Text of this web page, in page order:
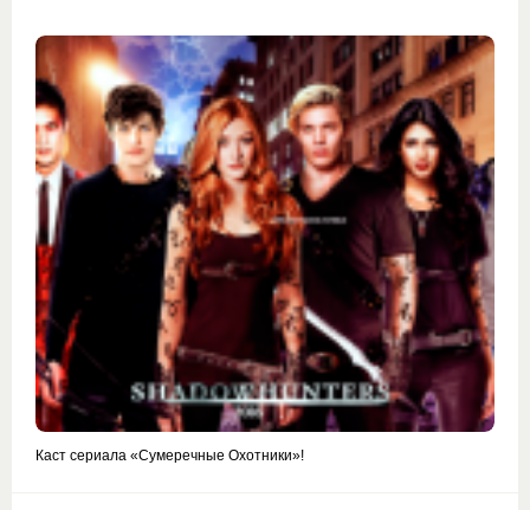
Каст сериала «Сумеречные Охотники»!